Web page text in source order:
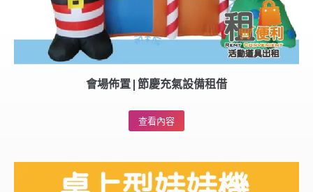
會場佈置|節慶充氣設備租借
查看內容